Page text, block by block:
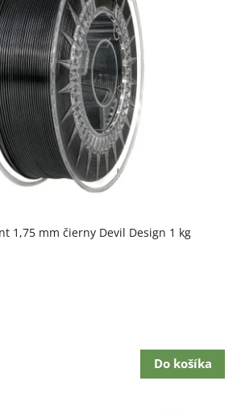
1,75 mm čierny Devil Design 1 kg
Do košíka